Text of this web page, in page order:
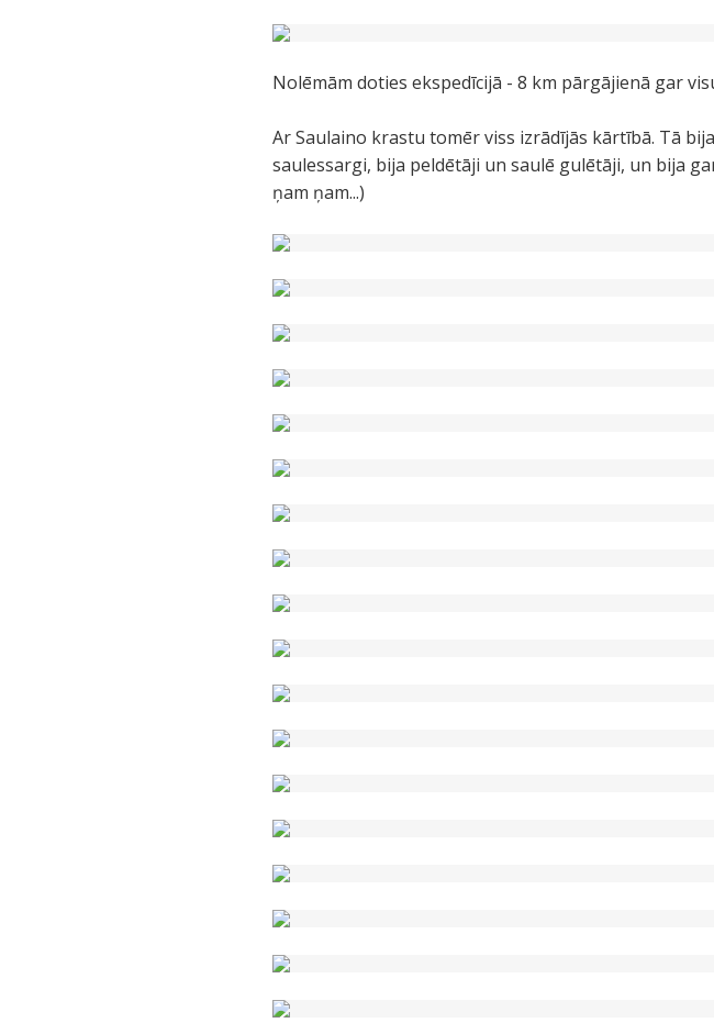
Nolēmām doties ekspedīcijā - 8 km pārgājienā gar
Ar Saulaino krastu tomēr viss izrādījās kārtībā. Tā
saulessargi, bija peldētāji un saulē gulētāji, un bija
ņam ņam...)